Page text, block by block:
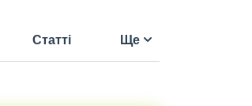
Статті Ще